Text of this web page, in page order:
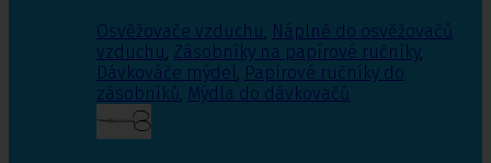
Osvěžovače vzduchu, Náplně do osvěžovačů
vzduchu, Zásobníky na papírové ručníky,
Dávkováče mýdel, Papírové ručníky do
zásobníků, Mýdla do dávkovačů